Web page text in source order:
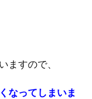
ますので、
なってしまいま